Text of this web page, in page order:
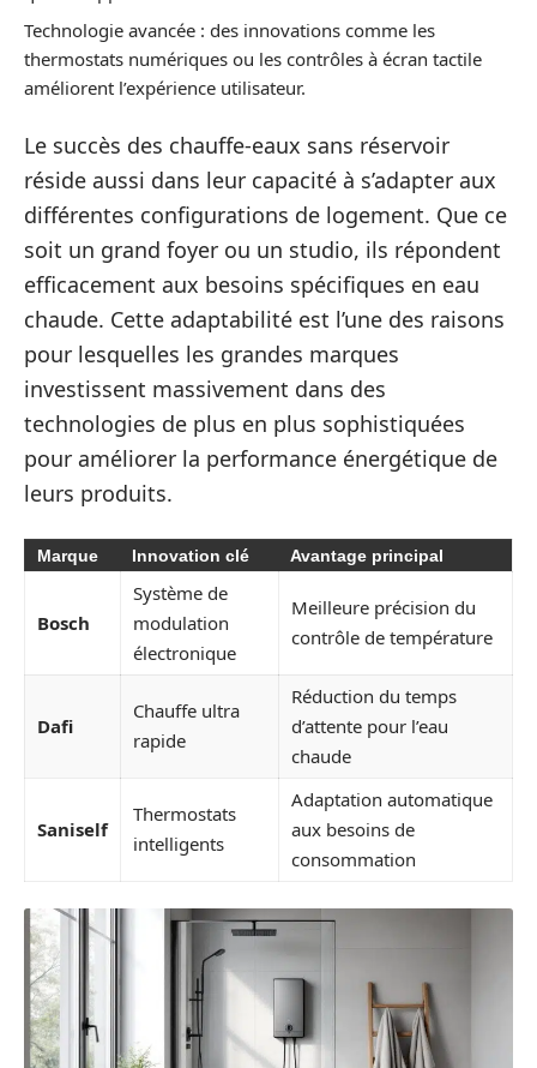
Technologie avancée : des innovations comme les
thermostats numériques ou les contrôles à écran tactile
améliorent l’expérience utilisateur.
Le succès des chauffe-eaux sans réservoir
réside aussi dans leur capacité à s’adapter aux
différentes configurations de logement. Que ce
soit un grand foyer ou un studio, ils répondent
efficacement aux besoins spécifiques en eau
chaude. Cette adaptabilité est l’une des raisons
pour lesquelles les grandes marques
investissent massivement dans des
technologies de plus en plus sophistiquées
pour améliorer la performance énergétique de
leurs produits.
Marque Innovation clé Avantage principal
Bosch
Système de
modulation
électronique
Meilleure précision du
contrôle de température
Dafi
Chauffe ultra
rapide
Réduction du temps
d’attente pour l’eau
chaude
Saniself
Thermostats
intelligents
Adaptation automatique
aux besoins de
consommation